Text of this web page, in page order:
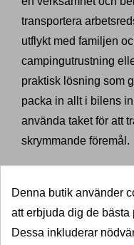
transportera
utflykt med familjen
campingutrustning
praktisk lösning som
packa in allt i bilens
använda taket för att
skrymmande föremål.
slitstarka och lätta att
designade för att
länge, vilket innebär
Denna butik använder
att erbjuda dig de bästa
Dessa inkluderar